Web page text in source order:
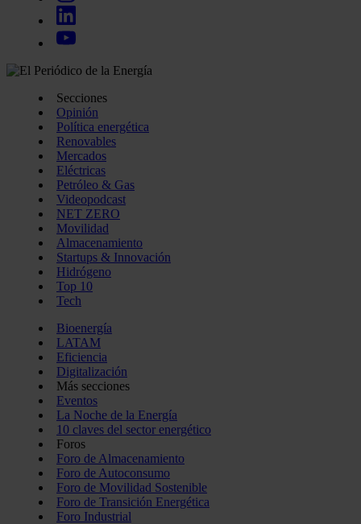
Secciones
Opinión
Política energética
Renovables
Mercados
Eléctricas
Petróleo & Gas
Videopodcast
NET ZERO
Movilidad
Almacenamiento
Startups & Innovación
Hidrógeno
Top 10
Tech
Bioenergía
LATAM
Eficiencia
Digitalización
Más secciones
Eventos
La Noche de la Energía
10 claves del sector energético
Foros
Foro de Almacenamiento
Foro de Autoconsumo
Foro de Movilidad Sostenible
Foro de Transición Energética
Foro Industrial